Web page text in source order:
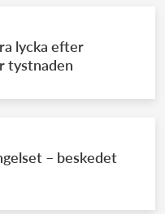
lycka efter
tystnaden
– beskedet